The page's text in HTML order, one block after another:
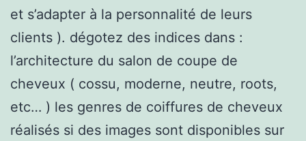
et s’adapter à la personnalité de leurs
clients ). dégotez des indices dans :
l’architecture du salon de coupe de
cheveux ( cossu, moderne, neutre, roots,
etc… ) les genres de coiffures de cheveux
réalisés si des images sont disponibles sur